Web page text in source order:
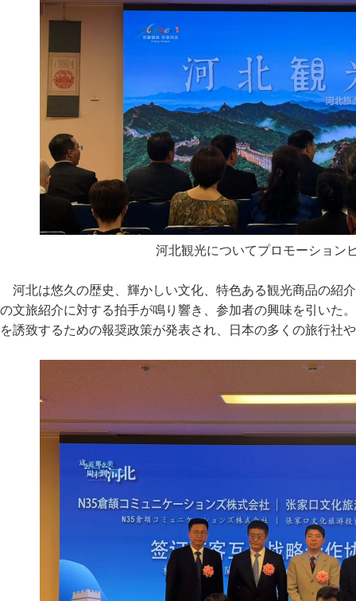
河北観光についてプロモーション
河北は悠久の歴史、輝かしい文化、特色ある観光商品の紹
の文旅紹介に対する拍手が鳴り響き、参加者の興味を引いた
を誘致するための報奨政策が発表され、日本の多くの旅行社